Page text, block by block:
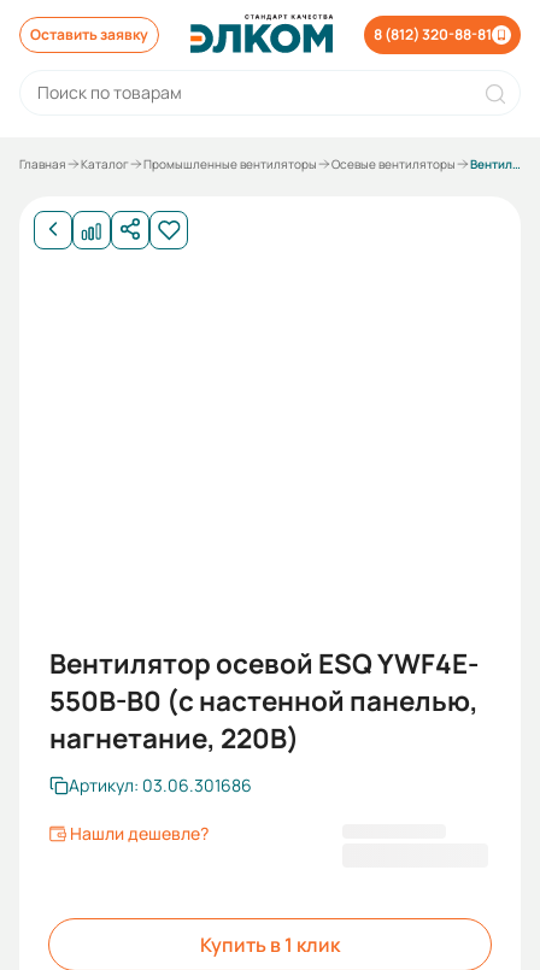
Оставить заявку 8 (812) 320-88-81
Главная Каталог Промышленные вентиляторы Осевые вентиляторы Вентилятор осевой ESQ YWF4E-550B-B0 (с настенной панелью, нагнетание, 220В)
Вентилятор осевой ESQ YWF4E-
550B-B0 (с настенной панелью,
нагнетание, 220В)
Артикул: 03.06.301686
Нашли дешевле?
Купить в 1 клик